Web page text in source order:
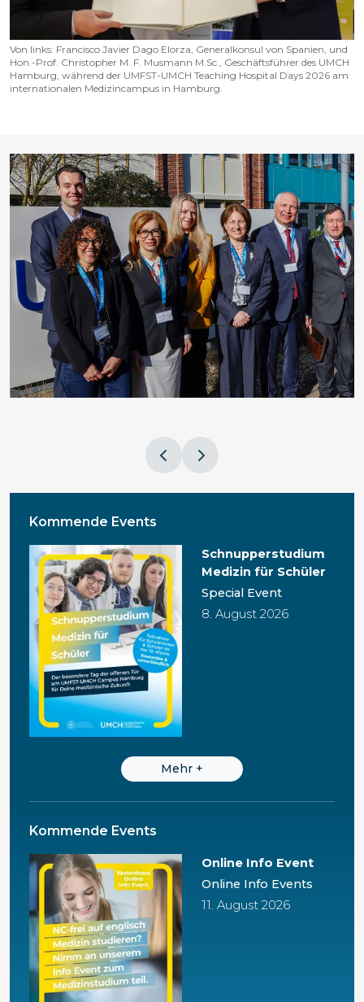
Von links: Francisco Javier Dago Elorza, Generalkonsul von Spanien, und
Hon.-Prof. Christopher M. F. Musmann M.Sc., Geschäftsführer des UMCH
Hamburg, während der UMFST-UMCH Teaching Hospital Days 2026 am
internationalen Medizincampus in Hamburg.
Kommende Events
Schnupperstudium
Medizin für Schüler
Special Event
8. August 2026
Mehr +
Kommende Events
Online Info Event
Online Info Events
11. August 2026